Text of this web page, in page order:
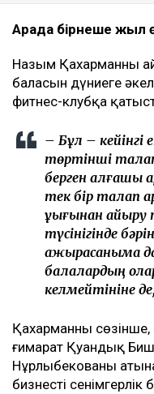
Арада бірнеше жыл
Назым Қахарманның
баласын дүниеге
фитнес-клубқа
– Бұл –
төртінші талап
берген алғашқы
тек бір талап
құқығынан
түсінігінде
ажырасқаныма
балалардың
келмейтініне
Қахарманның
ғимарат Қуандық
Нұрлыбекованың
бизнесті сенімгерлік